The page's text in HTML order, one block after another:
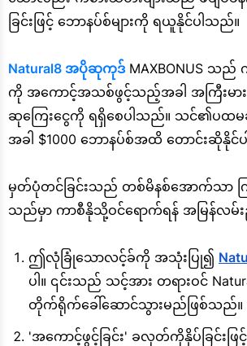
ခြင်းဖြင့် ဘောနပ်စ်များကို ရယူနိုင်ပါသည်။
Natural8 အပိုဆုကုဒ်MAXBONUS သည်
ကို အကောင့်အသစ်ဖွင့်သည့်အခါ အကြီးမာ
ဆုကြေးငွေကို ရရှိစေပါသည်။ သင်၏ပထ
အခါ $1000 ဘောနပ်စ်အထိ တောင်းဆိုနိုင်
မှတ်ပုံတင်ခြင်းသည် တစ်မိနစ်အောက်သာ
သည်မှာ ကာစီနိုသို့ဝင်ရောက်ရန် အမြန်လမ်
ဤလုံခြုံသောလင့်ခ်ကို အသုံးပြု၍
ပါ။ ၎င်းသည် သင့်အား တရားဝင်
တိုက်ရိုက်ခေါ်ဆောင်သွားမည်ဖြစ်သည်။
'အကောင့်ဖွင့်ခြင်း' ခလုတ်ကိုနှိပ်ခြင်းဖြ